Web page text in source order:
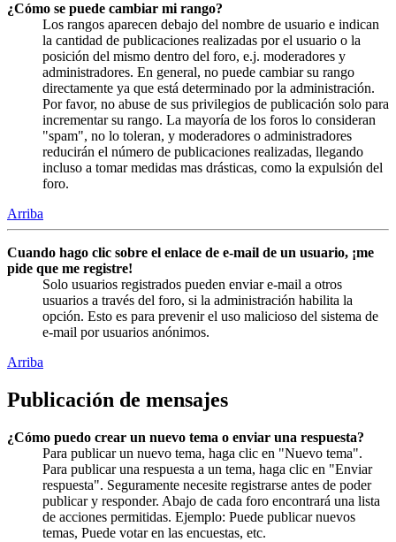
¿Cómo se puede cambiar mi rango?
Los rangos aparecen debajo del nombre de usuario e indican
la cantidad de publicaciones realizadas por el usuario o la
posición del mismo dentro del foro, e.j. moderadores y
administradores. En general, no puede cambiar su rango
directamente ya que está determinado por la administración.
Por favor, no abuse de sus privilegios de publicación solo para
incrementar su rango. La mayoría de los foros lo consideran
"spam", no lo toleran, y moderadores o administradores
reducirán el número de publicaciones realizadas, llegando
incluso a tomar medidas mas drásticas, como la expulsión del
foro.
Arriba
Cuando hago clic sobre el enlace de e-mail de un usuario, ¡me
pide que me registre!
Solo usuarios registrados pueden enviar e-mail a otros
usuarios a través del foro, si la administración habilita la
opción. Esto es para prevenir el uso malicioso del sistema de
e-mail por usuarios anónimos.
Arriba
Publicación de mensajes
¿Cómo puedo crear un nuevo tema o enviar una respuesta?
Para publicar un nuevo tema, haga clic en "Nuevo tema".
Para publicar una respuesta a un tema, haga clic en "Enviar
respuesta". Seguramente necesite registrarse antes de poder
publicar y responder. Abajo de cada foro encontrará una lista
de acciones permitidas. Ejemplo: Puede publicar nuevos
temas, Puede votar en las encuestas, etc.